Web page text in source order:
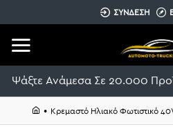
ΣΥΝΔΕΣΗ
Κρεμαστό Ηλιακό Φωτιστικό